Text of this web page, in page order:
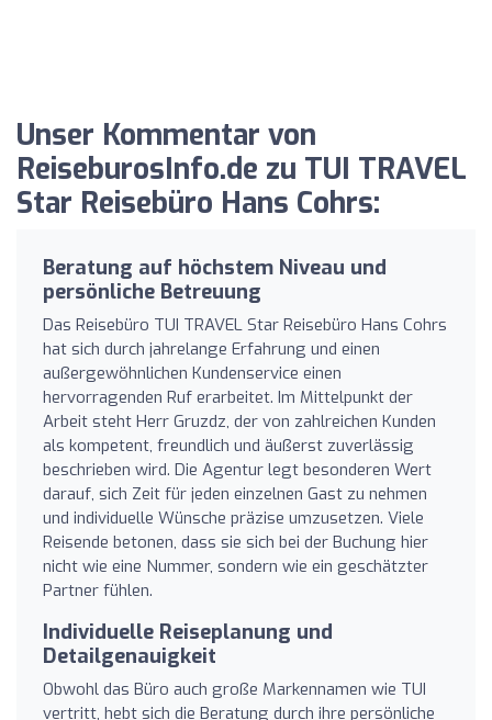
Unser Kommentar von
ReiseburosInfo.de zu TUI TRAVEL
Star Reisebüro Hans Cohrs:
Beratung auf höchstem Niveau und
persönliche Betreuung
Das Reisebüro TUI TRAVEL Star Reisebüro Hans Cohrs
hat sich durch jahrelange Erfahrung und einen
außergewöhnlichen Kundenservice einen
hervorragenden Ruf erarbeitet. Im Mittelpunkt der
Arbeit steht Herr Gruzdz, der von zahlreichen Kunden
als kompetent, freundlich und äußerst zuverlässig
beschrieben wird. Die Agentur legt besonderen Wert
darauf, sich Zeit für jeden einzelnen Gast zu nehmen
und individuelle Wünsche präzise umzusetzen. Viele
Reisende betonen, dass sie sich bei der Buchung hier
nicht wie eine Nummer, sondern wie ein geschätzter
Partner fühlen.
Individuelle Reiseplanung und
Detailgenauigkeit
Obwohl das Büro auch große Markennamen wie TUI
vertritt, hebt sich die Beratung durch ihre persönliche